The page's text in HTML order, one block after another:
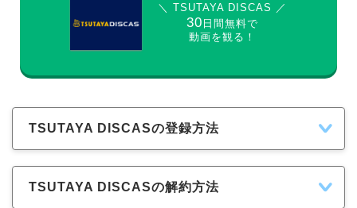
＼ TSUTAYA DISCAS ／
30 日間無料で
動画を観る！
TSUTAYA DISCASの登録方法
TSUTAYA DISCASの解約方法